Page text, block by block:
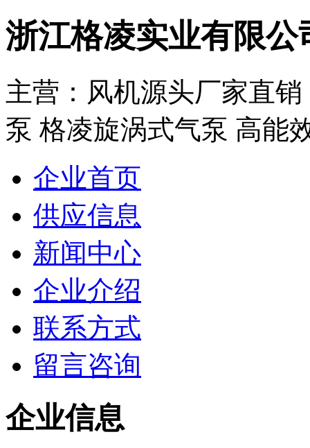
浙江格凌实业有限公
主营：风机源头厂家直
泵 格凌旋涡式气泵 高能
企业首页
供应信息
新闻中心
企业介绍
联系方式
留言咨询
企业信息